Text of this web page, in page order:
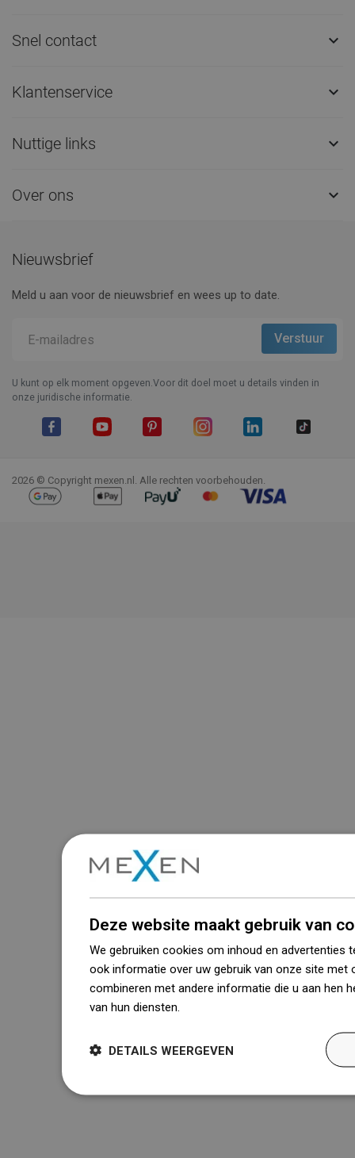
Snel contact 
Klantenservice 
Nuttige links 
Over ons 
Nieuwsbrief
Meld u aan voor de nieuwsbrief en wees up to date.
U kunt op elk moment opgeven.Voor dit doel moet u details vinden in
onze juridische informatie.
2026 © Copyright mexen.nl. Alle rechten voorbehouden.
Deze website maakt gebruik van
We gebruiken cookies om inhoud en advertenties
ook informatie over uw gebruik van onze site met
combineren met andere informatie die u aan hen
van hun diensten.
DETAILS WEERGEVEN